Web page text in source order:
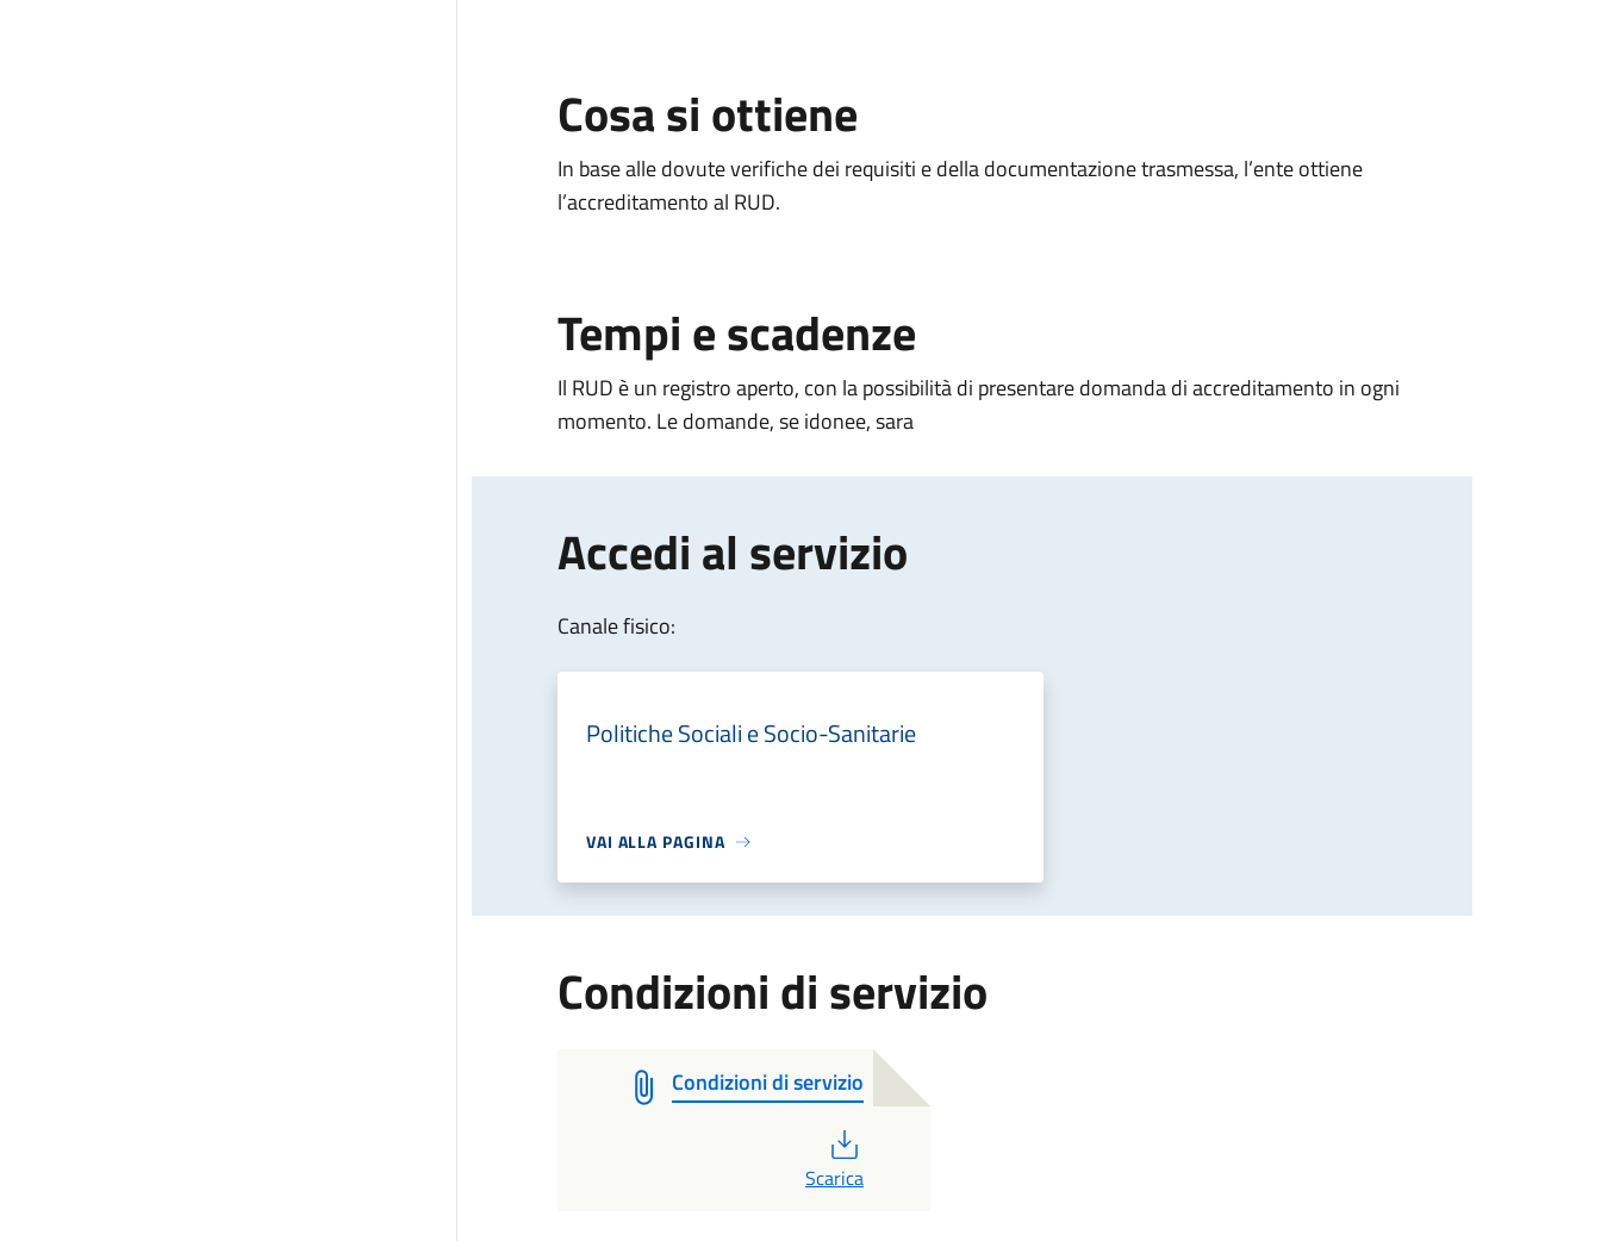
Cosa si ottiene
In base alle dovute verifiche dei requisiti e della documentazione trasmessa, l’ente ottiene
l’accreditamento al RUD.
Tempi e scadenze
Il RUD è un registro aperto, con la possibilità di presentare domanda di accreditamento in ogni
momento. Le domande, se idonee, sara
Accedi al servizio
Canale fisico:
Politiche Sociali e Socio-Sanitarie
VAI ALLA PAGINA
Condizioni di servizio
Condizioni di servizio
Scarica